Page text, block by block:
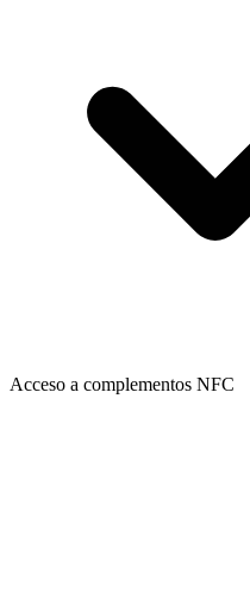
Acceso a complementos NFC